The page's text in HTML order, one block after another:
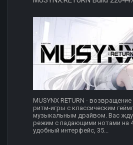
MUSYNX RETURN -
ритм-игры с классическим
музыкальным драйвом. Вас
режим с падающими нотами на
удобный интерфейс, 35...